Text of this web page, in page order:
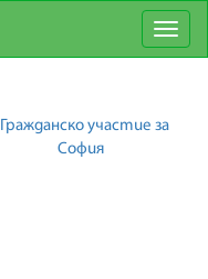
Toggle
Гражданско участие за
София